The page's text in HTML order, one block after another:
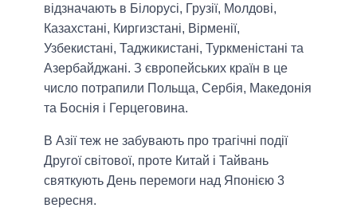
відзначають в Білорусі, Грузії, Молдові,
Казахстані, Киргизстані, Вірменії,
Узбекистані, Таджикистані, Туркменістані та
Азербайджані. З європейських країн в це
число потрапили Польща, Сербія, Македонія
та Боснія і Герцеговина.
В Азії теж не забувають про трагічні події
Другої світової, проте Китай і Тайвань
святкують День перемоги над Японією 3
вересня.